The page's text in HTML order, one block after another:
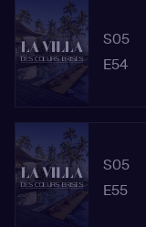
S05
E54
S05
E55